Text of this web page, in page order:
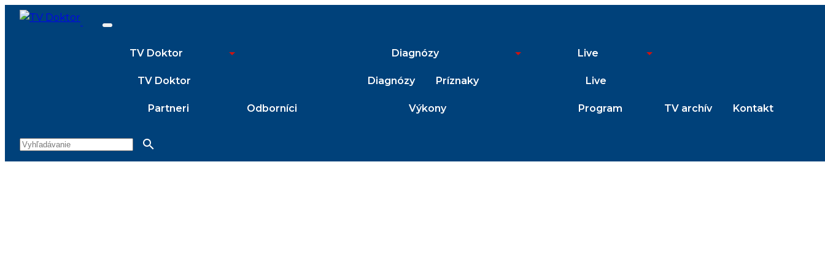
TV Doktor
TV Doktor
Partneri Odborníci
Diagnózy
Diagnózy Príznaky
Výkony
Live
Live
Program TV archív Kontakt
search